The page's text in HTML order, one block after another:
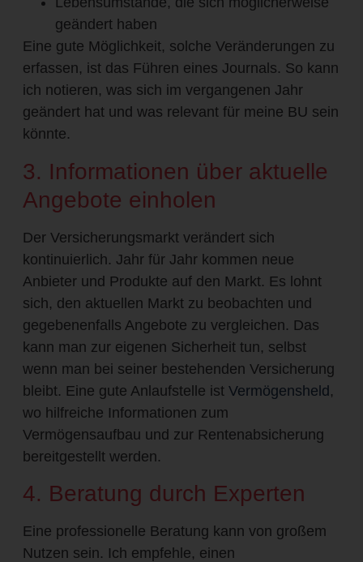
geändert haben
Eine gute Möglichkeit, solche Veränderungen zu
erfassen, ist das Führen eines Journals. So kann
ich notieren, was sich im vergangenen Jahr
geändert hat und was relevant für meine BU sein
könnte.
3. Informationen über aktuelle
Angebote einholen
Der Versicherungsmarkt verändert sich
kontinuierlich. Jahr für Jahr kommen neue
Anbieter und Produkte auf den Markt. Es lohnt
sich, den aktuellen Markt zu beobachten und
gegebenenfalls Angebote zu vergleichen. Das
kann man zur eigenen Sicherheit tun, selbst
wenn man bei seiner bestehenden Versicherung
bleibt. Eine gute Anlaufstelle ist Vermögensheld,
wo hilfreiche Informationen zum
Vermögensaufbau und zur Rentenabsicherung
bereitgestellt werden.
4. Beratung durch Experten
Eine professionelle Beratung kann von großem
Nutzen sein. Ich empfehle, einen